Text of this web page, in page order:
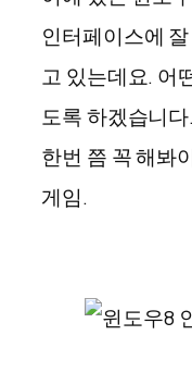
인터페이스에
고 있는데요. 어
도록 하겠습니
한번 쯤 꼭 해봐
게임.